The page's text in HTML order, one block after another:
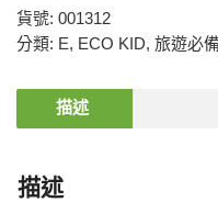
貨號: 001312
分類: E, ECO KID, 旅遊必
描述
描述